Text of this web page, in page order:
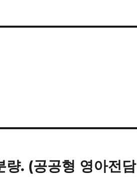
량. (공공형 영아전담